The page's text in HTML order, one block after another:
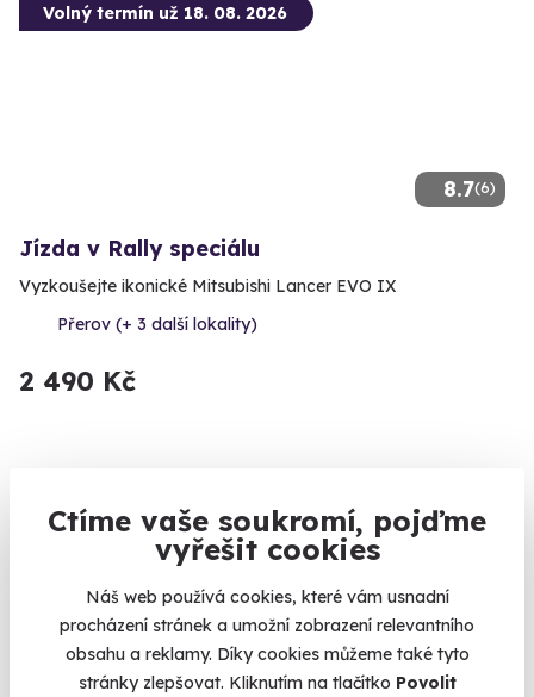
Ctíme vaše soukromí, pojďme
vyřešit cookies
Náš web používá cookies, které vám usnadní
procházení stránek a umožní zobrazení relevantního
obsahu a reklamy. Díky cookies můžeme také tyto
stránky zlepšovat. Kliknutím na tlačítko Povolit
8.7(6)
Volný termín už 18. 08. 2026
Jízda v Rally speciálu
Vyzkoušejte ikonické Mitsubishi Lancer EVO IX
Přerov (+ 3 další lokality)
2 490 Kč
9.3